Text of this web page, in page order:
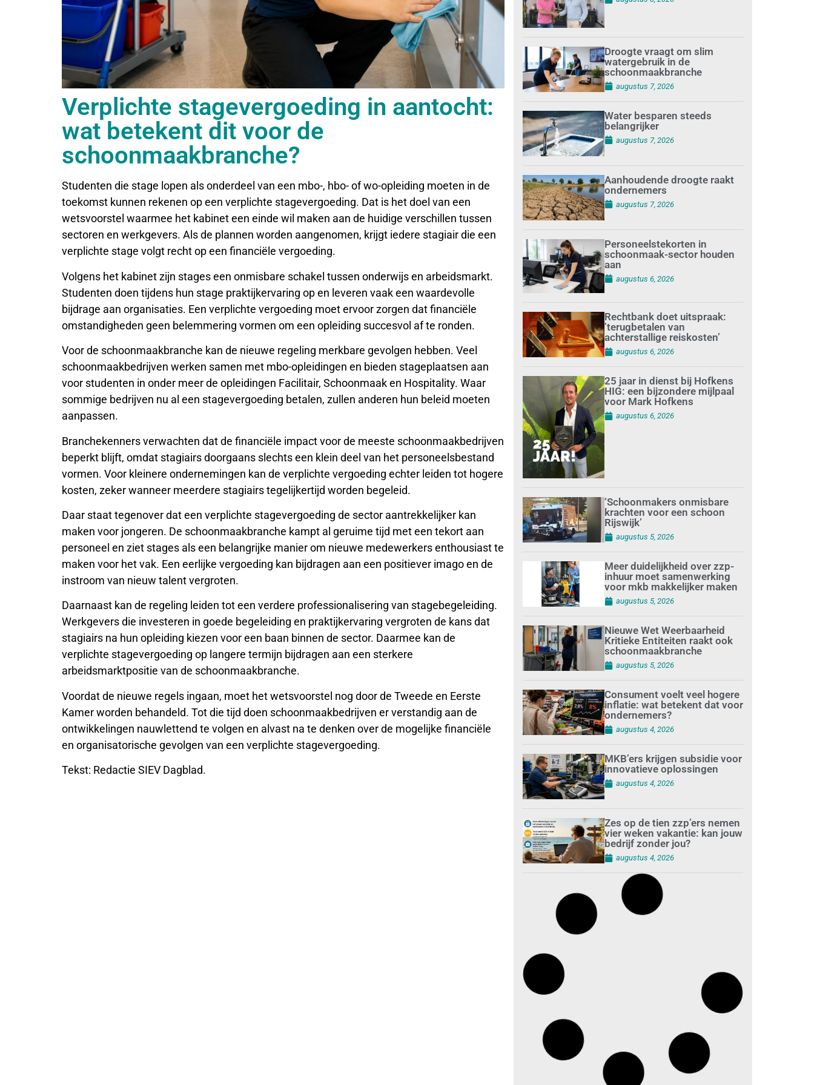
Verplichte stagevergoeding in aantocht:
wat betekent dit voor de
schoonmaakbranche?
Studenten die stage lopen als onderdeel van een mbo-, hbo- of wo-opleiding moeten in de
toekomst kunnen rekenen op een verplichte stagevergoeding. Dat is het doel van een
wetsvoorstel waarmee het kabinet een einde wil maken aan de huidige verschillen tussen
sectoren en werkgevers. Als de plannen worden aangenomen, krijgt iedere stagiair die een
verplichte stage volgt recht op een financiële vergoeding.
Volgens het kabinet zijn stages een onmisbare schakel tussen onderwijs en arbeidsmarkt.
Studenten doen tijdens hun stage praktijkervaring op en leveren vaak een waardevolle
bijdrage aan organisaties. Een verplichte vergoeding moet ervoor zorgen dat financiële
omstandigheden geen belemmering vormen om een opleiding succesvol af te ronden.
Voor de schoonmaakbranche kan de nieuwe regeling merkbare gevolgen hebben. Veel
schoonmaakbedrijven werken samen met mbo-opleidingen en bieden stageplaatsen aan
voor studenten in onder meer de opleidingen Facilitair, Schoonmaak en Hospitality. Waar
sommige bedrijven nu al een stagevergoeding betalen, zullen anderen hun beleid moeten
aanpassen.
Branchekenners verwachten dat de financiële impact voor de meeste schoonmaakbedrijven
beperkt blijft, omdat stagiairs doorgaans slechts een klein deel van het personeelsbestand
vormen. Voor kleinere ondernemingen kan de verplichte vergoeding echter leiden tot hogere
kosten, zeker wanneer meerdere stagiairs tegelijkertijd worden begeleid.
Daar staat tegenover dat een verplichte stagevergoeding de sector aantrekkelijker kan
maken voor jongeren. De schoonmaakbranche kampt al geruime tijd met een tekort aan
personeel en ziet stages als een belangrijke manier om nieuwe medewerkers enthousiast te
maken voor het vak. Een eerlijke vergoeding kan bijdragen aan een positiever imago en de
instroom van nieuw talent vergroten.
Daarnaast kan de regeling leiden tot een verdere professionalisering van stagebegeleiding.
Werkgevers die investeren in goede begeleiding en praktijkervaring vergroten de kans dat
stagiairs na hun opleiding kiezen voor een baan binnen de sector. Daarmee kan de
verplichte stagevergoeding op langere termijn bijdragen aan een sterkere
arbeidsmarktpositie van de schoonmaakbranche.
Voordat de nieuwe regels ingaan, moet het wetsvoorstel nog door de Tweede en Eerste
Kamer worden behandeld. Tot die tijd doen schoonmaakbedrijven er verstandig aan de
ontwikkelingen nauwlettend te volgen en alvast na te denken over de mogelijke financiële
en organisatorische gevolgen van een verplichte stagevergoeding.
Tekst: Redactie SIEV Dagblad.
Droogte vraagt om slim
watergebruik in de
schoonmaakbranche
augustus 7, 2026
Water besparen steeds
belangrijker
augustus 7, 2026
Aanhoudende droogte raakt
ondernemers
augustus 7, 2026
Personeelstekorten in
schoonmaak-sector houden
aan
augustus 6, 2026
Rechtbank doet uitspraak:
’terugbetalen van
achterstallige reiskosten’
augustus 6, 2026
25 jaar in dienst bij Hofkens
HIG: een bijzondere mijlpaal
voor Mark Hofkens
augustus 6, 2026
‘Schoonmakers onmisbare
krachten voor een schoon
Rijswijk’
augustus 5, 2026
Meer duidelijkheid over zzp-
inhuur moet samenwerking
voor mkb makkelijker maken
augustus 5, 2026
Nieuwe Wet Weerbaarheid
Kritieke Entiteiten raakt ook
schoonmaakbranche
augustus 5, 2026
Consument voelt veel hogere
inflatie: wat betekent dat voor
ondernemers?
augustus 4, 2026
MKB’ers krijgen subsidie voor
innovatieve oplossingen
augustus 4, 2026
Zes op de tien zzp’ers nemen
vier weken vakantie: kan jouw
bedrijf zonder jou?
augustus 4, 2026